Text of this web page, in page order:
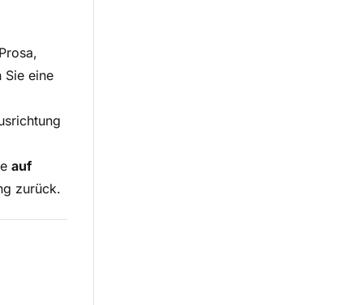
Sie eine
auf
zurück.